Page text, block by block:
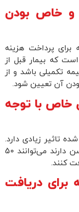
خاص بودن
پرداخت هزینه
که بیمار قبل از
تکمیلی باشد و از
آن تعیین شود.
خاص با توجه
تاثیر زیادی دارد.
برای مثال کسانی که بیشتر از 80 سال سن دارند می‌توانند 50
کنند.
انتظار 6 ماهه برای دریافت